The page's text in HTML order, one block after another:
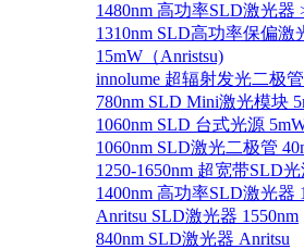
1480nm 高功率SLD激光器
1310nm SLD高功率保偏激
15mW（Anristsu)
innolume 超辐射发光二极
780nm SLD Mini激光模块
1060nm SLD 台式光源
1060nm SLD激光二极管
1250-1650nm 超宽带SLD
1400nm 高功率SLD激光器
Anritsu SLD激光器 1550nm
840nm SLD激光器 Anritsu